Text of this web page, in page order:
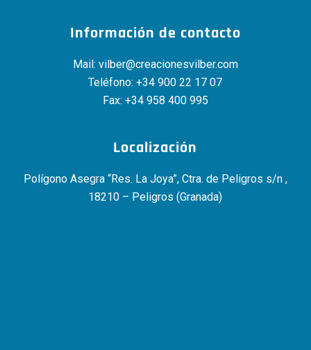
Información de contacto
Mail: vilber@creacionesvilber.com
Teléfono:+34 900 22 17 07
Fax: +34 958 400 995
Localización
Polígono Asegra “Res. La Joya”, Ctra. de Peligros s/n ,
18210 – Peligros (Granada)